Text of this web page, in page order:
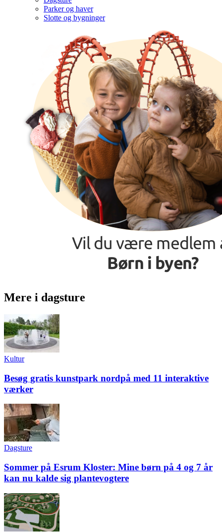
Parker og haver
Slotte og bygninger
Mere i dagsture
Kultur
Besøg gratis kunstpark nordpå med 11 interaktive
værker
Dagsture
Sommer på Esrum Kloster: Mine børn på 4 og 7 år
kan nu kalde sig plantevogtere